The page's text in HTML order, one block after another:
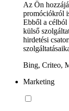
Az Ön
promóciókról
Ebből a célból
külső
hirdetési
Bing, Criteo,
Marketing